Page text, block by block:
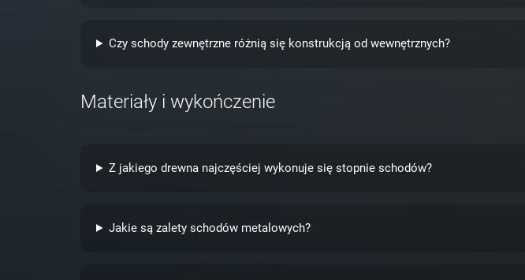
Czy schody zewnętrzne różnią się konstrukcją od wewnętrznych?
Materiały i wykończenie
Z jakiego drewna najczęściej wykonuje się stopnie schodów?
Jakie są zalety schodów metalowych?